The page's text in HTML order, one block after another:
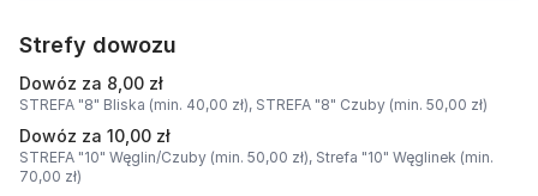
Strefy dowozu
Dowóz za 8,00 zł
STREFA "8" Bliska (min. 40,00 zł), STREFA "8" Czuby (min. 50,00 zł)
Dowóz za 10,00 zł
STREFA "10" Węglin/Czuby (min. 50,00 zł), Strefa "10" Węglinek (min.
70,00 zł)